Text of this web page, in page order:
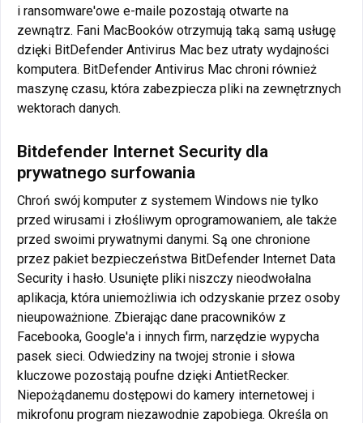
i ransomware'owe e-maile pozostają otwarte na
zewnątrz. Fani MacBooków otrzymują taką samą usługę
dzięki BitDefender Antivirus Mac bez utraty wydajności
komputera. BitDefender Antivirus Mac chroni również
maszynę czasu, która zabezpiecza pliki na zewnętrznych
wektorach danych.
Bitdefender Internet Security dla
prywatnego surfowania
Chroń swój komputer z systemem Windows nie tylko
przed wirusami i złośliwym oprogramowaniem, ale także
przed swoimi prywatnymi danymi. Są one chronione
przez pakiet bezpieczeństwa BitDefender Internet Data
Security i hasło. Usunięte pliki niszczy nieodwołalna
aplikacja, która uniemożliwia ich odzyskanie przez osoby
nieupoważnione. Zbierając dane pracowników z
Facebooka, Google'a i innych firm, narzędzie wypycha
pasek sieci. Odwiedziny na twojej stronie i słowa
kluczowe pozostają poufne dzięki AntietRecker.
Niepożądanemu dostępowi do kamery internetowej i
mikrofonu program niezawodnie zapobiega. Określa on